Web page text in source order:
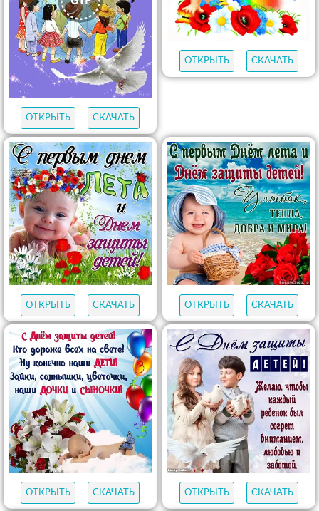
ОТКРЫТЬ СКАЧАТЬ
ОТКРЫТЬ СКАЧАТЬ
ОТКРЫТЬ СКАЧАТЬ ОТКРЫТЬ СКАЧАТЬ
ОТКРЫТЬ СКАЧАТЬ ОТКРЫТЬ СКАЧАТЬ